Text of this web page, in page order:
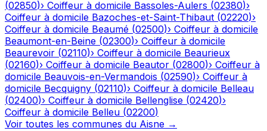
(02850)› Coiffeur à domicile Bassoles-Aulers (02380)›
Coiffeur à domicile Bazoches-et-Saint-Thibaut (02220)›
Coiffeur à domicile Beaumé (02500)› Coiffeur à domicile
Beaumont-en-Beine (02300)› Coiffeur à domicile
Beaurevoir (02110)› Coiffeur à domicile Beaurieux
(02160)› Coiffeur à domicile Beautor (02800)› Coiffeur à
domicile Beauvois-en-Vermandois (02590)› Coiffeur à
domicile Becquigny (02110)› Coiffeur à domicile Belleau
(02400)› Coiffeur à domicile Bellenglise (02420)›
Coiffeur à domicile Belleu (02200)
Voir toutes les communes du Aisne →